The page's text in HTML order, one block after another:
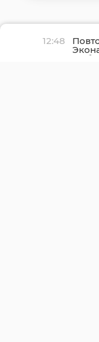
12:48